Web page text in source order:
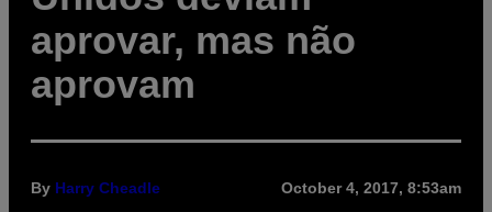
aprovar, mas não
aprovam
By Harry Cheadle October 4, 2017, 8:53am